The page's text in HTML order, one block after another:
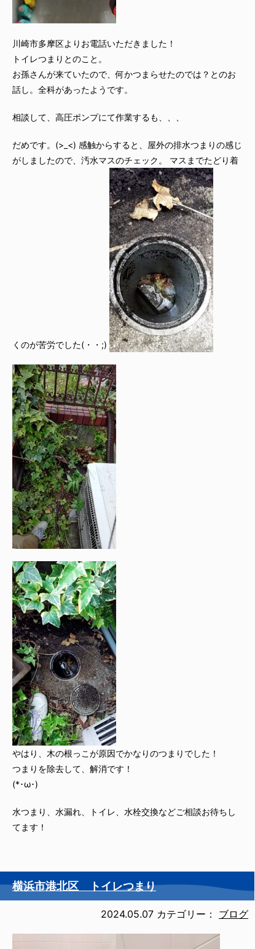
川崎市多摩区よりお電話いただきました！
トイレつまりとのこと。
お孫さんが来ていたので、何かつまらせたのでは？とのお
話し。全科があったようです。
相談して、高圧ポンプにて作業するも、、、
だめです。(>_<) 感触からすると、屋外の排水つまりの感じ
がしましたので、汚水マスのチェック。 マスまでたどり着
くのが苦労でした(・・;)
やはり、木の根っこが原因でかなりのつまりでした！
つまりを除去して、解消です！
(*･ω･)
水つまり、水漏れ、トイレ、水栓交換などご相談お待ちし
てます！
横浜市港北区 トイレつまり
2024.05.07 カテゴリー： ブログ